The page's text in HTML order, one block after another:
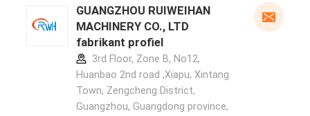
GUANGZHOU RUIWEIHAN
MACHINERY CO., LTD
fabrikant profiel
3rd Floor, Zone B, No12,
Huanbao 2nd road ,Xiapu, Xintang
Town, Zengcheng District,
Guangzhou, Guangdong province,